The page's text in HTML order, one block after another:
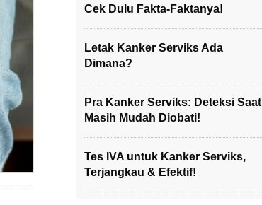
Cek Dulu Fakta-Faktanya!
Letak Kanker Serviks Ada
Dimana?
Pra Kanker Serviks: Deteksi Saat
Masih Mudah Diobati!
Tes IVA untuk Kanker Serviks,
Terjangkau & Efektif!